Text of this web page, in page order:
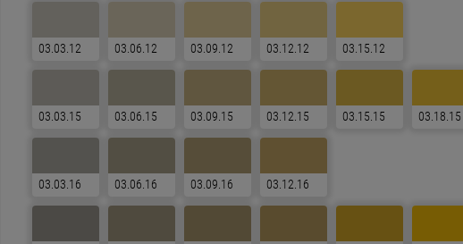
03.03.12 03.06.12 03.09.12 03.12.12 03.15.12
03.03.15 03.06.15 03.09.15 03.12.15 03.15.15 03.18.15
03.03.16 03.06.16 03.09.16 03.12.16